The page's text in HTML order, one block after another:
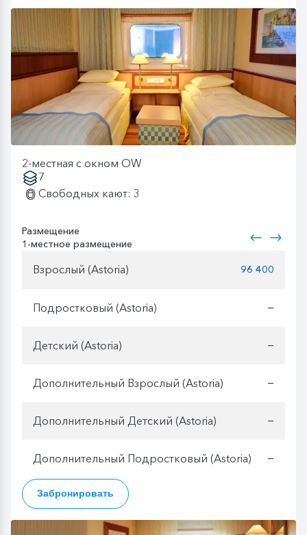
2-местная с окном OW
7
Свободных кают: 3
Размещение
1-местное размещение
Взрослый (Astoria) 96 400
Подростковый (Astoria) —
Детский (Astoria) —
Дополнительный Взрослый (Astoria) —
Дополнительный Детский (Astoria) —
Дополнительный Подростковый (Astoria) —
Забронировать